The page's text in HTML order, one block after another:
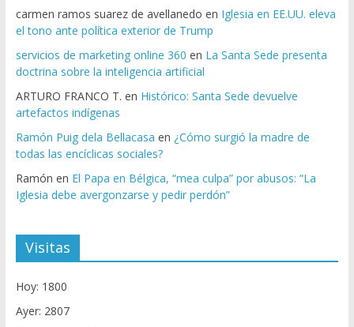
carmen ramos suarez de avellanedo en Iglesia en EE.UU. eleva
el tono ante política exterior de Trump
servicios de marketing online 360 en La Santa Sede presenta
doctrina sobre la inteligencia artificial
ARTURO FRANCO T. en Histórico: Santa Sede devuelve
artefactos indígenas
Ramón Puig dela Bellacasa en ¿Cómo surgió la madre de
todas las encíclicas sociales?
Ramón en El Papa en Bélgica, “mea culpa” por abusos: “La
Iglesia debe avergonzarse y pedir perdón”
Visitas
Hoy: 1800
Ayer: 2807